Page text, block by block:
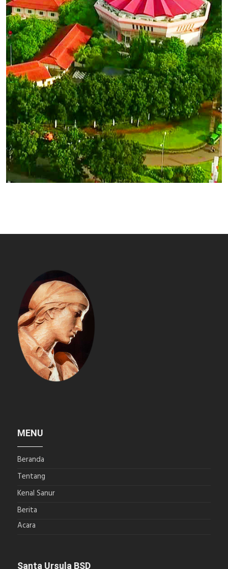
MENU
Beranda
Tentang
Kenal Sanur
Berita
Acara
Santa Ursula BSD